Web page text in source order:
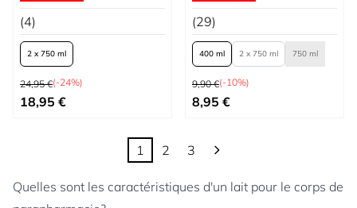
(4)
2 x 750 ml
Prix normal
24,95 €(-24%)
À partir de
18,95 €
(29)
400 ml 750 ml
2 x 750 ml
Prix normal
9,90 €(-10%)
À partir de
8,95 €
Vous lisez actuellement la page
1
Page
2
Page
3
Quelles sont les caractéristiques d'un lait pour le corps de